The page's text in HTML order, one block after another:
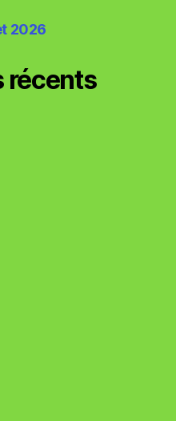
2026
récents